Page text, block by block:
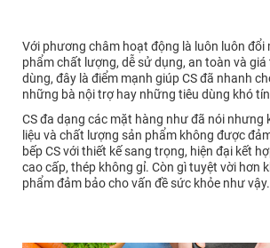
Với phương châm hoạt động là luôn luôn đổi
phẩm chất lượng, dễ sử dụng, an toàn và
dùng, đây là điểm mạnh giúp CS đã nhanh
những bà nội trợ hay những tiêu dùng khó
CS đa dạng các mặt hàng như đã nói nhưng
liệu và chất lượng sản phẩm không được
bếp CS với thiết kế sang trọng, hiện đại kết
cao cấp, thép không gỉ. Còn gì tuyệt vời hơn
phẩm đảm bảo cho vấn đề sức khỏe như vậy.